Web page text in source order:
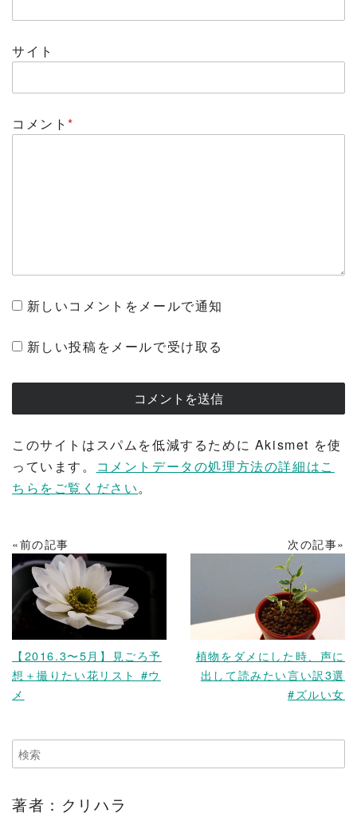
サイト
コメント*
新しいコメントをメールで通知
新しい投稿をメールで受け取る
このサイトはスパムを低減するために Akismet を使
っています。
コメントデータの処理方法の詳細はこ
ちらをご覧ください。
«前の記事
READ MORE
【2016.3〜5月】見ごろ予
想＋撮りたい花リスト #ウ
メ
次の記事»
READ MORE
植物をダメにした時、声に
出して読みたい言い訳3選
#ズルい女
著者：クリハラ